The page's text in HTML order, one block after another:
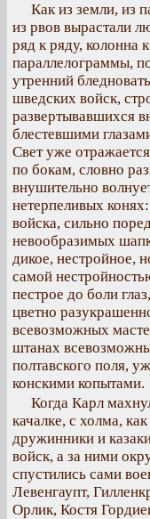
Как из земли, из
из рвов вырастали
ряд к ряду, колонна
параллелограммы,
утренний
шведских войск,
развертывавшихся
блестевшими
Свет уже
по бокам, словно
внушительно
нетерпеливых
войска, сильно
невообразимых
дикое, нестройное,
самой
пестрое до боли
цветно
всевозможных
штанах
полтавского поля,
конскими копытами.
Когда Карл
качалке, с холма,
дружинники и
войск, а за ними
спустились сами
Левенгаупт,
Орлик, Костя